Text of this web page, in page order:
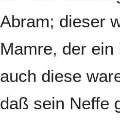
Abram; dieser
Mamre, der
auch diese
daß sein Neffe